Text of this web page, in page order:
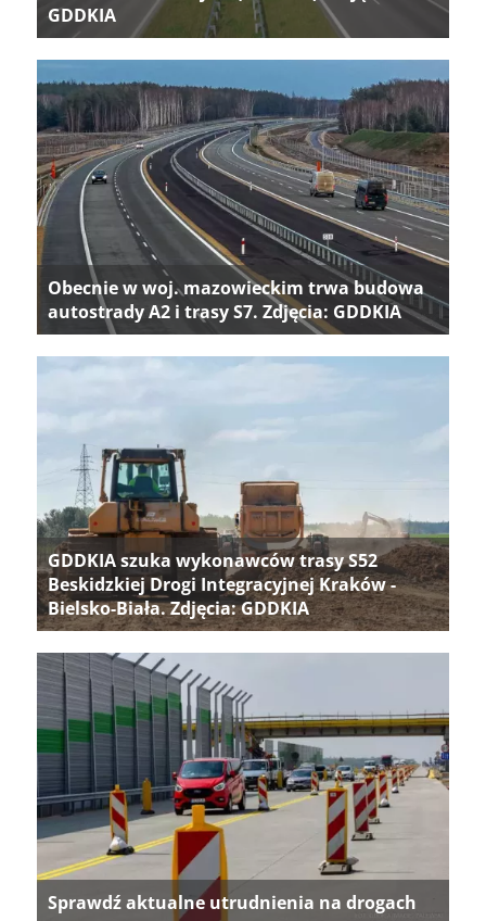
GDDKIA
Obecnie w woj. mazowieckim trwa budowa
autostrady A2 i trasy S7. Zdjęcia: GDDKIA
GDDKIA szuka wykonawców trasy S52
Beskidzkiej Drogi Integracyjnej Kraków -
Bielsko-Biała. Zdjęcia: GDDKIA
Sprawdź aktualne utrudnienia na drogach